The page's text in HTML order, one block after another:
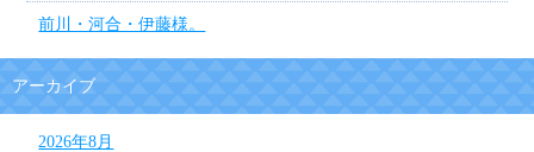
前川・河合・伊藤様。
アーカイブ
2026年8月